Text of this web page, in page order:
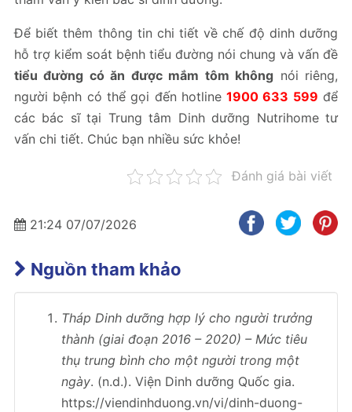
Để biết thêm thông tin chi tiết về chế độ dinh dưỡng
hỗ trợ kiểm soát bệnh tiểu đường nói chung và vấn đề
tiểu đường có ăn được mắm tôm không nói riêng,
người bệnh có thể gọi đến hotline1900 633 599 để
các bác sĩ tại Trung tâm Dinh dưỡng Nutrihome tư
vấn chi tiết. Chúc bạn nhiều sức khỏe!
Đánh giá bài viết
21:24 07/07/2026
Nguồn tham khảo
Tháp Dinh dưỡng hợp lý cho người trưởng
thành (giai đoạn 2016 – 2020) – Mức tiêu
thụ trung bình cho một người trong một
ngày. (n.d.). Viện Dinh dưỡng Quốc gia.
https://viendinhduong.vn/vi/dinh-duong-